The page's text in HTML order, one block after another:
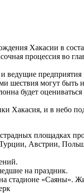
Хакасии в
процессия во
ведущие
шествия могут быть
будет
Хакасия, и в небо
площадках
Турции, Австрии,
на праздник.
стадионе «Саяны».